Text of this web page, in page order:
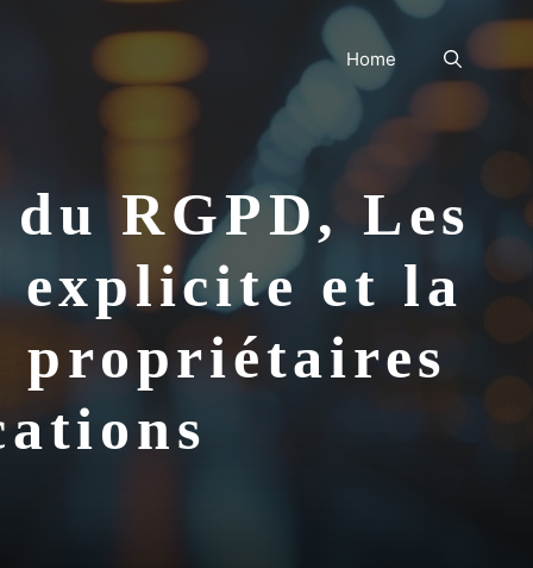
Home
RGPD, Les
explicite et la
propriétaires